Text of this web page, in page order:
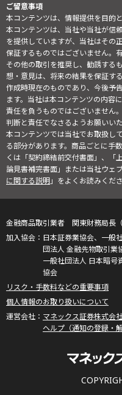
ご留意事項
本コンテンツは、情報提供を目的
本コンテンツは、当社や当社が信
を提供していますが、当社はその
保証するものではございません。
その他の取引を推奨し、勧誘する
想・意見は、将来の結果を保証す
作成時現在のものであり、今後予
ます。当社は本コンテンツの内容
責任を負うものではございません
判断と責任でなさるようお願いいた
本コンテンツでは当社でお取扱し
る部分があります。商品ごとに手
くは「契約締結前交付書面」、「
論見書補完書面」または当社ウェ
に関する説明」をよくお読みくださ
金融商品取引業者 関東財務局長
日本証券業協会、一般
団法人 金融先物取引業
一般社団法人 日本暗号
協会
リスク・手数料などの重要事項
個人情報のお取り扱いについて
マネックス証券株式会
ヘルプ（通知の登録・解